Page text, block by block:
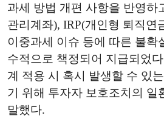
과세 방법 개편 사항을 반영하
관리계좌), IRP(개인형 퇴직연
이중과세 이슈 등에 따른 불확
수적으로 책정되어 지급되었
계 적용 시 혹시 발생할 수 있
기 위해 투자자 보호조치의 일
말했다.